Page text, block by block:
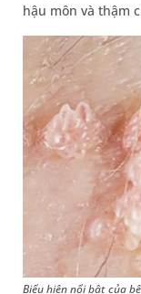
hậu môn và thậm
Biểu hiện nổi bật của